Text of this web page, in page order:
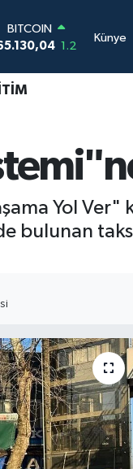
65.130,04
1.2
DOLAR
EURO
55,1652
2.59
BİST100
Künye
Yol
bulunan